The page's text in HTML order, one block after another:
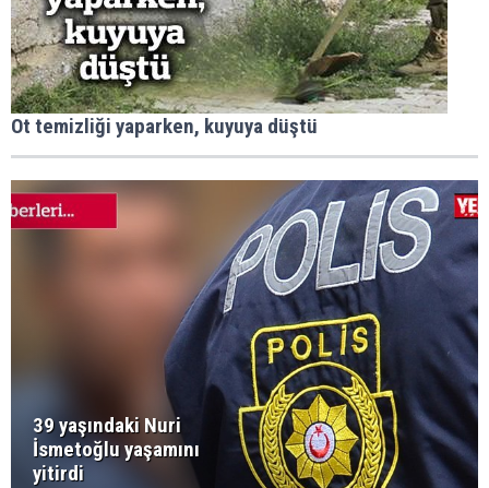
Ot temizliği yaparken, kuyuya düştü
39 yaşındaki Nuri
İsmetoğlu yaşamını
yitirdi